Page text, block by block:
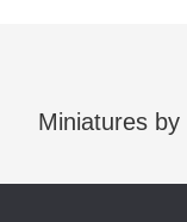
Miniatures by